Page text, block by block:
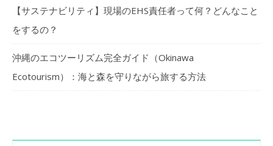
【サステナビリティ】現場のEHS責任者って何？どんなこと
をするの？
沖縄のエコツーリズム完全ガイド（Okinawa
Ecotourism）：海と森を守りながら旅する方法